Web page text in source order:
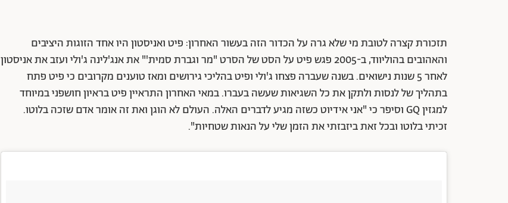
תזכורת קצרה לטובת מי שלא גרה על הכדור הזה בעשור האחרון: פיט ואניסטון היו אחד הזוגות היציבים
והאהובים בהוליווד, ב-2005 פגש פיט על הסט של הסרט "מר וגברת סמית'" את אנג'לינה ג'ולי ועזב את אניסטון
לאחר 5 שנות נישואים. בשנה שעברה פצחו ג'ולי ופיט בהליכי גירושים ומאז טוענים מקרובים כי פיט פתח
בתהליך של לנסות ולתקן את כל השגיאות שעשה בעברו. במאי האחרון התראיין פיט בראיון חושפני במיוחד
למגזין GQ וסיפר כי "אני אידיוט כשזה מגיע לדברים האלה. העולם לא הוגן ואת זה אומר אדם שזכה בלוטו.
זכיתי בלוטו ובכל זאת ביזבזתי את הזמן שלי על הנאות שטחיות".